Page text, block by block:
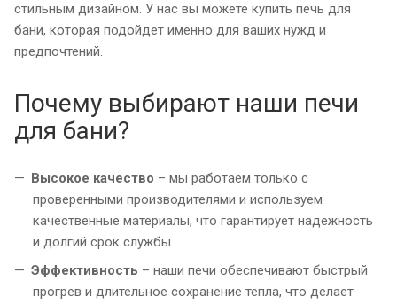
стильным дизайном. У нас вы можете купить печь для
бани, которая подойдет именно для ваших нужд и
предпочтений.
Почему выбирают наши печи
для бани?
Высокое качество – мы работаем только с
проверенными производителями и используем
качественные материалы, что гарантирует надежность
и долгий срок службы.
Эффективность – наши печи обеспечивают быстрый
прогрев и длительное сохранение тепла, что делает